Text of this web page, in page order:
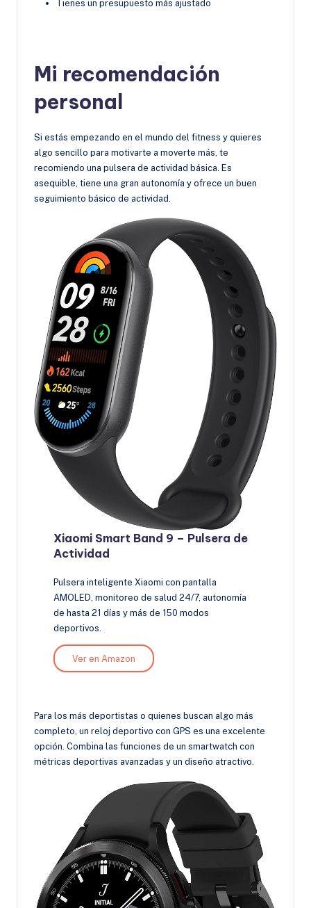
Tienes un presupuesto más ajustado
Mi recomendación
personal
Si estás empezando en el mundo del fitness y quieres
algo sencillo para motivarte a moverte más, te
recomiendo una pulsera de actividad básica. Es
asequible, tiene una gran autonomía y ofrece un buen
seguimiento básico de actividad.
Xiaomi Smart Band 9 – Pulsera de
Actividad
Pulsera inteligente Xiaomi con pantalla
AMOLED, monitoreo de salud 24/7, autonomía
de hasta 21 días y más de 150 modos
deportivos.
Ver en Amazon
Para los más deportistas o quienes buscan algo más
completo, un reloj deportivo con GPS es una excelente
opción. Combina las funciones de un smartwatch con
métricas deportivas avanzadas y un diseño atractivo.